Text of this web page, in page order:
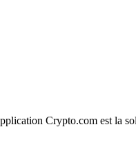
Crypto.com est la